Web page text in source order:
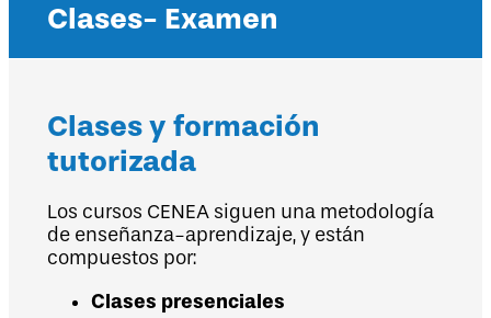
Clases- Examen
Clases y formación
tutorizada
Los cursos CENEA siguen una metodología
de enseñanza-aprendizaje, y están
compuestos por:
Clases presenciales